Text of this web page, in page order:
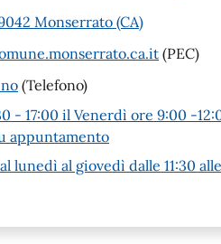
Monserrato (CA)
(PEC)
(Telefono)
- 17:00 il Venerdì ore 9:00 -
appuntamento
lunedì al giovedì dalle 11:30 alle